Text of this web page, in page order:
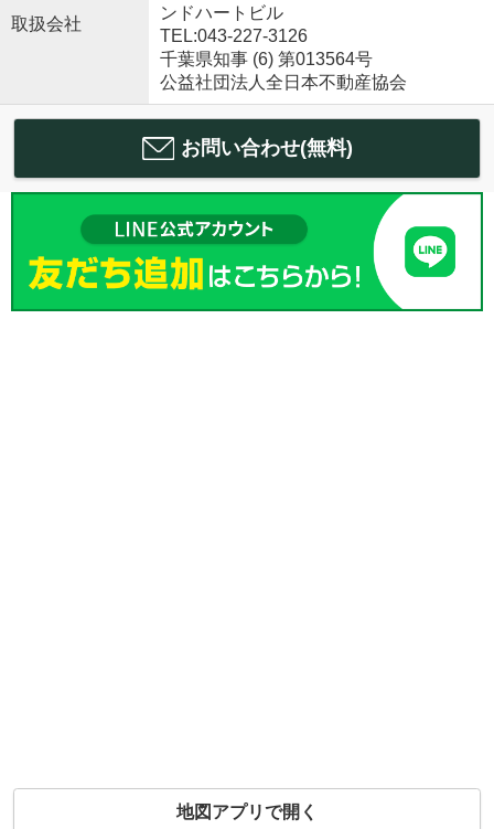
取扱会社
ンドハートビル
TEL:043-227-3126
千葉県知事 (6) 第013564号
公益社団法人全日本不動産協会
お問い合わせ(無料)
地図アプリで開く